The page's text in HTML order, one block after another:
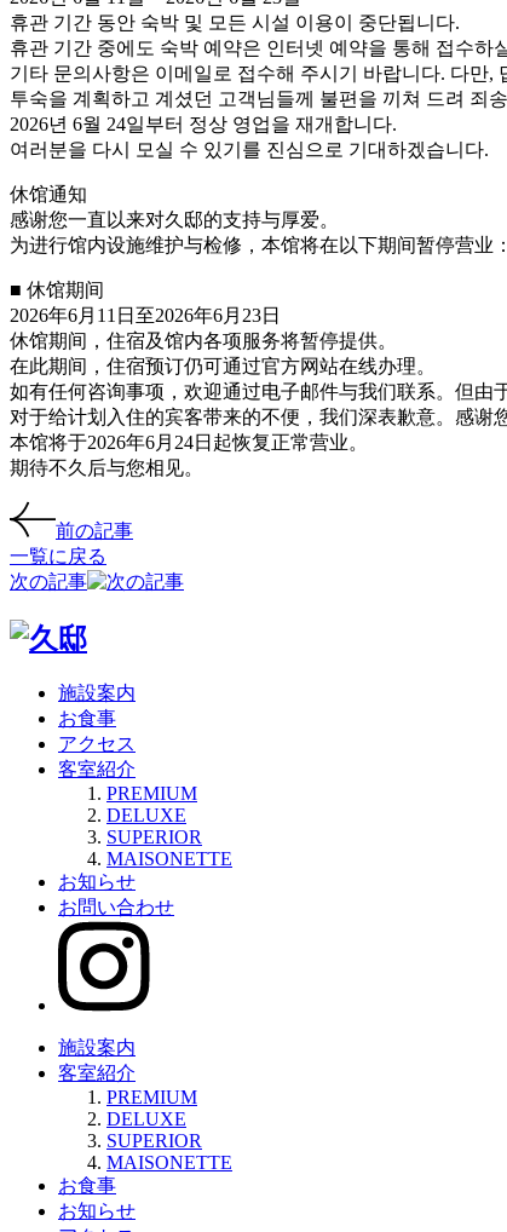
휴관 기간 동안 숙박 및 모든 시설 이용이 중단됩니다.
휴관 기간 중에도 숙박 예약은 인터넷 예약을 통해 접수하
기타 문의사항은 이메일로 접수해 주시기 바랍니다. 다만
투숙을 계획하고 계셨던 고객님들께 불편을 끼쳐 드려 죄
2026년 6월 24일부터 정상 영업을 재개합니다.
여러분을 다시 모실 수 있기를 진심으로 기대하겠습니다.
休馆通知
感谢您一直以来对久邸的支持与厚爱。
为进行馆内设施维护与检修，本馆将在以下期间暂停营业：
■ 休馆期间
2026年6月11日至2026年6月23日
休馆期间，住宿及馆内各项服务将暂停提供。
在此期间，住宿预订仍可通过官方网站在线办理。
如有任何咨询事项，欢迎通过电子邮件与我们联系。但由
对于给计划入住的宾客带来的不便，我们深表歉意。感
本馆将于2026年6月24日起恢复正常营业。
期待不久后与您相见。
前の記事
一覧に戻る
次の記事
施設案内
お食事
アクセス
客室紹介
PREMIUM
DELUXE
SUPERIOR
MAISONETTE
お知らせ
お問い合わせ
施設案内
客室紹介
PREMIUM
DELUXE
SUPERIOR
MAISONETTE
お食事
お知らせ